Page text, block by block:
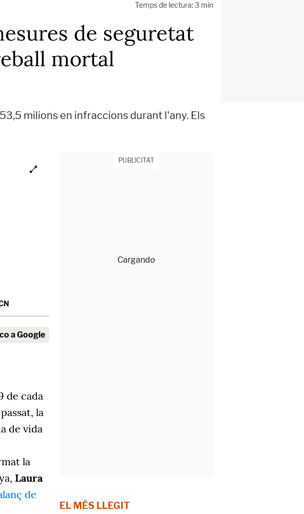
Temps de lectura: 3 min
de seguretat
mortal
milions en infraccions durant l'any. Els
a Google
de cada
la
de vida
la
Laura
de
PUBLICITAT
EL MÉS LLEGIT